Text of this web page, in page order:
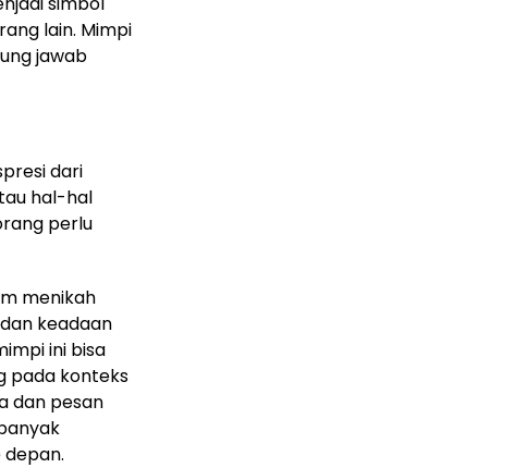
lain. Mimpi
jawab
dari
hal-hal
perlu
menikah
keadaan
ini bisa
pada konteks
dan pesan